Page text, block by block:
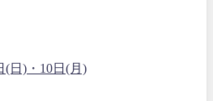
日)・10日(月)